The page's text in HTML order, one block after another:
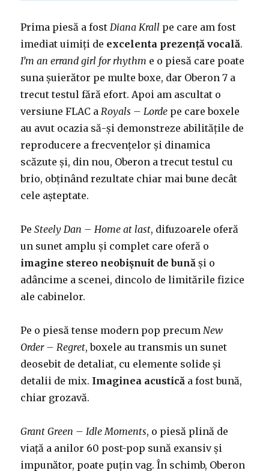
Prima piesă a fost Diana Krall pe care am fost
imediat uimiți de excelenta prezență vocală.
I’m an errand girl for rhythm e o piesă care poate
suna șuierător pe multe boxe, dar Oberon 7 a
trecut testul fără efort. Apoi am ascultat o
versiune FLAC a Royals – Lorde pe care boxele
au avut ocazia să-și demonstreze abilitățile de
reproducere a frecvențelor și dinamica
scăzute și, din nou, Oberon a trecut testul cu
brio, obținând rezultate chiar mai bune decât
cele așteptate.
PeSteely Dan – Home at last, difuzoarele oferă
un sunet amplu și complet care oferă o
imagine stereo neobișnuit de bună și o
adâncime a scenei, dincolo de limitările fizice
ale cabinelor.
Pe o piesă tense modern pop precum New
Order – Regret, boxele au transmis un sunet
deosebit de detaliat, cu elemente solide și
detalii de mix. Imaginea acustică a fost bună,
chiar grozavă.
Grant Green – Idle Moments, o piesă plină de
viață a anilor 60 post-pop sună exansiv și
impunător, poate puțin vag. În schimb, Oberon